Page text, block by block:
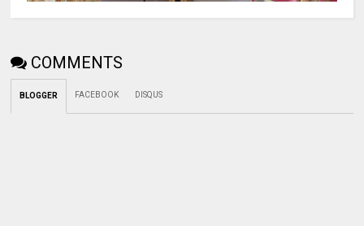
COMMENTS
BLOGGER FACEBOOK DISQUS